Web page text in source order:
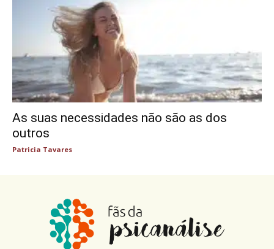
As suas necessidades não são as dos
outros
Patricia Tavares